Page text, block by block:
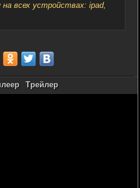
всех устройствах: ipad,
Трейлер